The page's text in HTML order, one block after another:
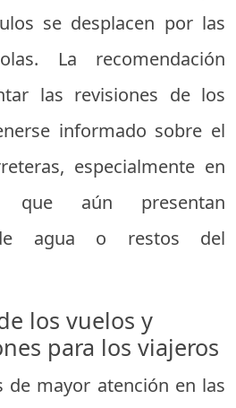
se desplacen por las
La recomendación
las revisiones de los
informado sobre el
especialmente en
que aún presentan
de agua o restos del
los vuelos y
para los viajeros
de mayor atención en las